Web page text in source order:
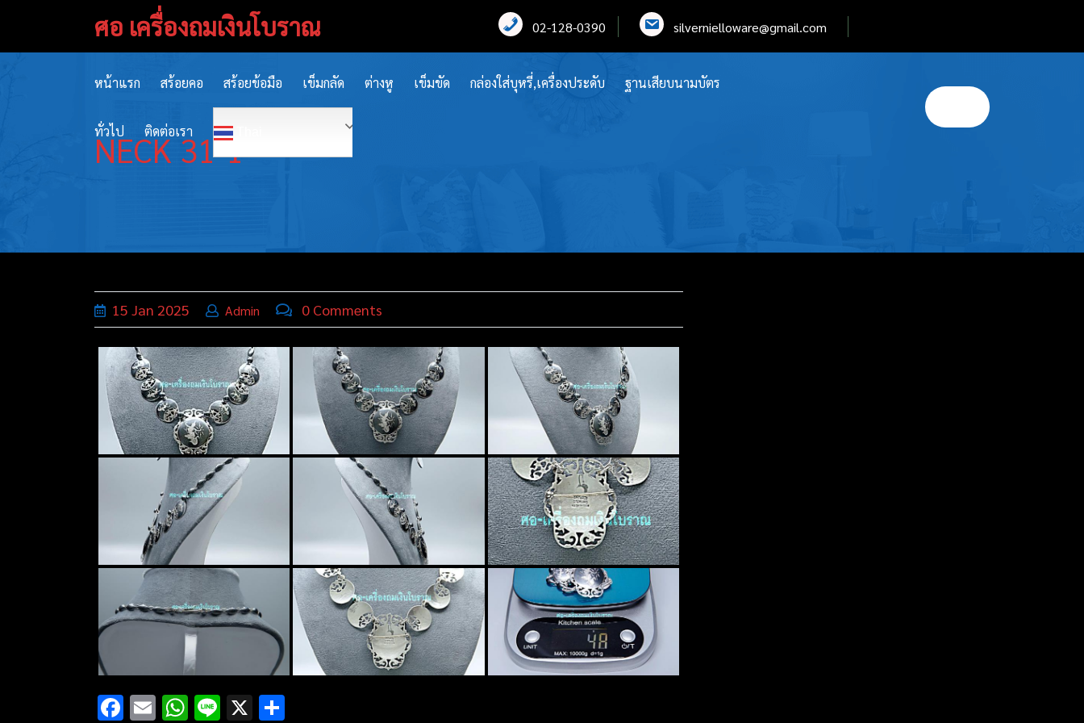
ศอ เครื่องถมเงินโบราณ 02-128-0390 silvernielloware@gmail.com
หน้าแรก สร้อยคอ สร้อยข้อมือ เข็มกลัด ต่างหู เข็มขัด กล่องใส่บุหรี่,เครื่องประดับ ฐานเสียบนามบัตร
ทั่วไป ติดต่อเรา
NECK 31-1
15 Jan 2025 Admin 0 Comments
Facebook
EmailWhatsApp
Line
X